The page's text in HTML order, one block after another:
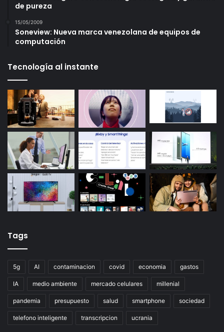
de pureza
15/05/2009
Soneview: Nueva marca venezolana de equipos de
computación
Tecnología al instante
Tags
5g AI contaminacion covid economia gastos
IA medio ambiente mercado celulares millenial
pandemia presupuesto salud smartphone sociedad
telefono inteligente transcripcion ucrania